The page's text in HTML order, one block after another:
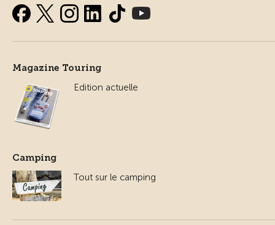
Magazine Touring
Edition actuelle
Camping
Tout sur le camping